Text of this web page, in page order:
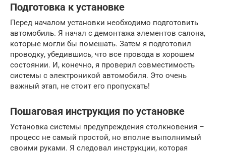
Подготовка к установке
Перед началом установки необходимо подготовить
автомобиль. Я начал с демонтажа элементов салона,
которые могли бы помешать. Затем я подготовил
проводку, убедившись, что все провода в хорошем
состоянии. И, конечно, я проверил совместимость
системы с электроникой автомобиля. Это очень
важный этап, не стоит его пропускать!
Пошаговая инструкция по установке
Установка системы предупреждения столкновения –
процесс не самый простой, но вполне выполнимый
своими руками. Я следовал инструкции, которая